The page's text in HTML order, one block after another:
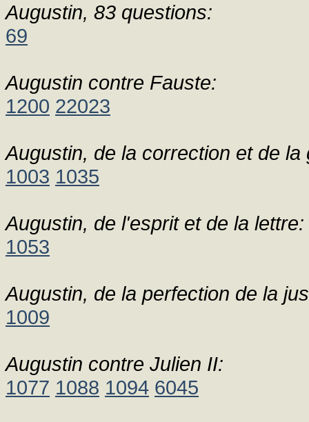
Augustin, 83 questions:
69
Augustin contre Fauste:
1200 22023
Augustin, de la correction et de la
1003 1035
Augustin, de l'esprit et de la lettre:
1053
Augustin, de la perfection de la
1009
Augustin contre Julien II:
1077 1088 1094 6045